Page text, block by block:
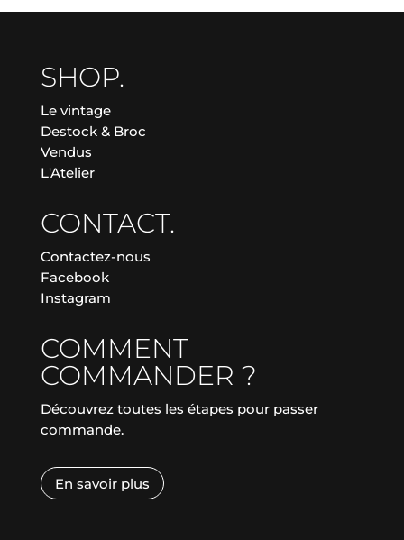
SHOP.
Le vintage
Destock & Broc
Vendus
L'Atelier
CONTACT.
Contactez-nous
Facebook
Instagram
COMMENT
COMMANDER ?
Découvrez toutes les étapes pour passer
commande.
En savoir plus